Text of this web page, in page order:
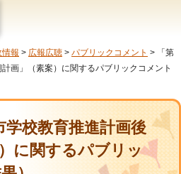
情報 > 広報広聴 > パブリックコメント > 「第
画」（素案）に関するパブリックコメント
学校教育推進計画後
に関するパブリッ